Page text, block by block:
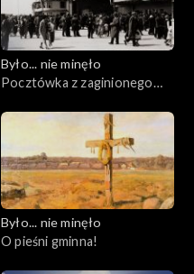
Było... nie minęło
Pocztówka z zaginionego
Było... nie minęło
O pieśni gminna!